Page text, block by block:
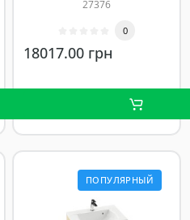
27376
0
18017.00 грн
ПОПУЛЯРНЫЙ